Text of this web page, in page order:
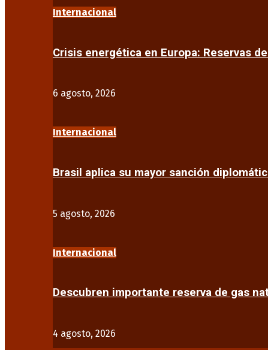
Internacional
Crisis energética en Europa: Reservas
6 agosto, 2026
Internacional
Brasil aplica su mayor sanción
5 agosto, 2026
Internacional
Descubren importante reserva de gas
4 agosto, 2026